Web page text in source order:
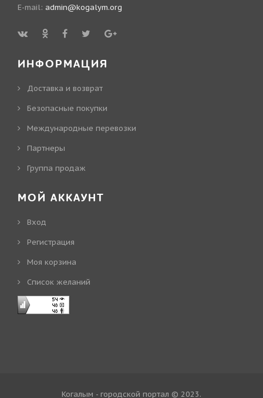
E-mail: admin@kogalym.org
ИНФОРМАЦИЯ
Доставка и возврат
Безопасные покупки
Международные перевозки
Партнеры
Группа продаж
МОЙ АККАУНТ
Вход
Регистрация
Моя корзина
Cписок желаний
Когалым - городской портал © 2023.